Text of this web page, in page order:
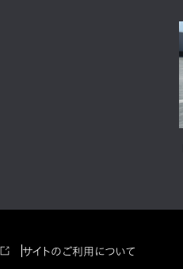
サイトのご利用について